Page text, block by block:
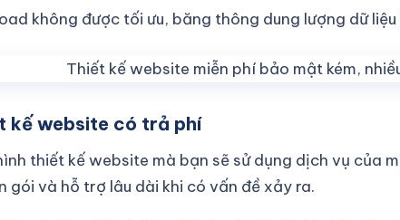
không được tối ưu, băng thông dung lượng dữ liệu
kế website có trả phí
thiết kế website mà bạn sẽ sử dụng dịch vụ của
gói và hỗ trợ lâu dài khi có vấn đề xảy ra.